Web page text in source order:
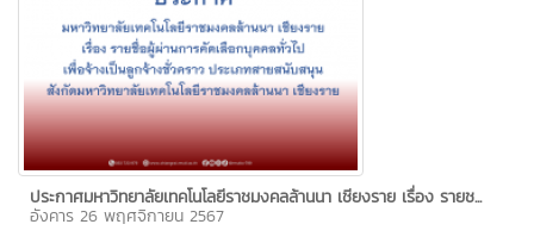
ประกาศมหาวิทยาลัยเทคโนโลยีราชมงคลล้านนา เชียงราย เรื่อง รายช...
อังคาร 26 พฤศจิกายน 2567